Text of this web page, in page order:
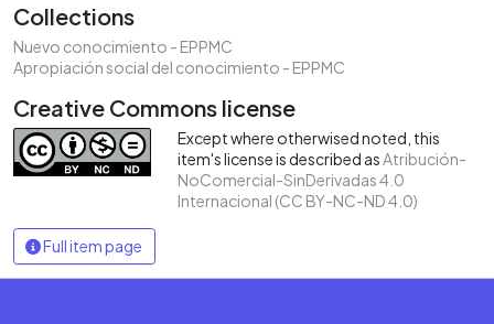
Collections
Nuevo conocimiento - EPPMC
Apropiación social del conocimiento - EPPMC
Creative Commons license
Except where otherwised noted, this
item's license is described asAtribución-
NoComercial-SinDerivadas 4.0
Internacional (CC BY-NC-ND 4.0)
Full item page